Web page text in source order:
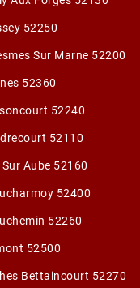
52250
Sur Marne 52200
52360
52240
52110
Aube 52160
52400
52260
52500
Bettaincourt 52270